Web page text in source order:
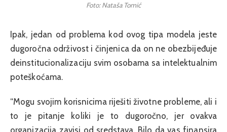
Foto: Nataša Tomić
Ipak, jedan od problema kod ovog tipa modela jeste
dugoročna održivost i činjenica da on ne obezbijeđuje
deinstitucionalizaciju svim osobama sa intelektualnim
poteškoćama.
“Mogu svojim korisnicima riješiti životne probleme, ali i
to je pitanje koliki je to dugoročno, jer ovakva
organizacija zavisi od sredstava. Bilo da vas finansira